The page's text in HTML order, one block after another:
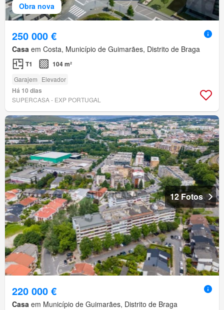
Obra nova
250 000 €
Casa em Costa, Município de Guimarães, Distrito de Braga
T1 104 m²
Garajem Elevador
Há 10 dias
SUPERCASA - EXP PORTUGAL
12 Fotos
220 000 €
Casa em Município de Guimarães, Distrito de Braga